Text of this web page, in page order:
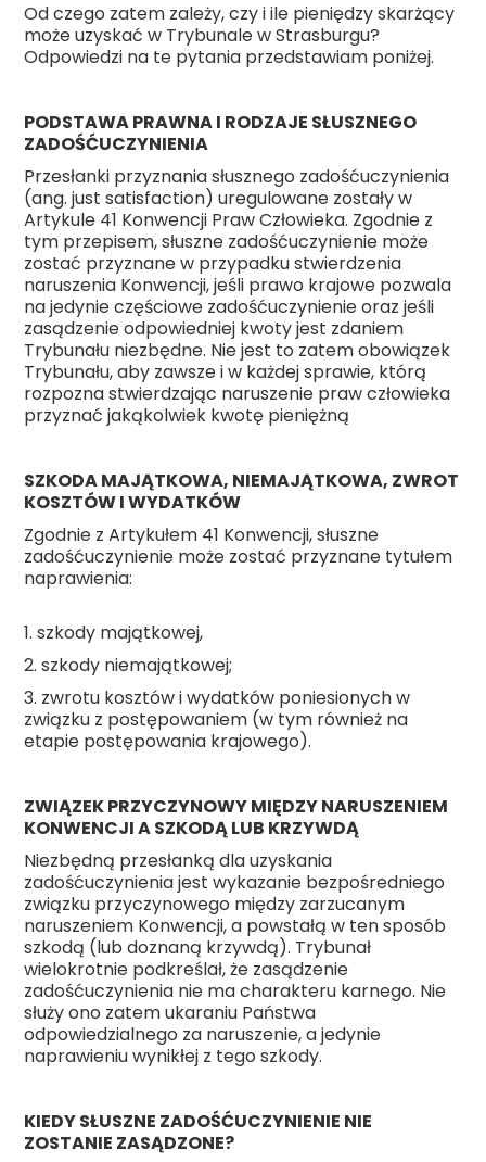
Od czego zatem zależy, czy i ile pieniędzy skarżący
może uzyskać w Trybunale w Strasburgu?
Odpowiedzi na te pytania przedstawiam poniżej.
PODSTAWA PRAWNA I RODZAJE SŁUSZNEGO
ZADOŚĆUCZYNIENIA
Przesłanki przyznania słusznego zadośćuczynienia
(ang. just satisfaction) uregulowane zostały w
Artykule 41 Konwencji Praw Człowieka. Zgodnie z
tym przepisem, słuszne zadośćuczynienie może
zostać przyznane w przypadku stwierdzenia
naruszenia Konwencji, jeśli prawo krajowe pozwala
na jedynie częściowe zadośćuczynienie oraz jeśli
zasądzenie odpowiedniej kwoty jest zdaniem
Trybunału niezbędne. Nie jest to zatem obowiązek
Trybunału, aby zawsze i w każdej sprawie, którą
rozpozna stwierdzając naruszenie praw człowieka
przyznać jakąkolwiek kwotę pieniężną
SZKODA MAJĄTKOWA, NIEMAJĄTKOWA, ZWROT
KOSZTÓW I WYDATKÓW
Zgodnie z Artykułem 41 Konwencji, słuszne
zadośćuczynienie może zostać przyznane tytułem
naprawienia:
1. szkody majątkowej,
2. szkody niemajątkowej;
3. zwrotu kosztów i wydatków poniesionych w
związku z postępowaniem (w tym również na
etapie postępowania krajowego).
ZWIĄZEK PRZYCZYNOWY MIĘDZY NARUSZENIEM
KONWENCJI A SZKODĄ LUB KRZYWDĄ
Niezbędną przesłanką dla uzyskania
zadośćuczynienia jest wykazanie bezpośredniego
związku przyczynowego między zarzucanym
naruszeniem Konwencji, a powstałą w ten sposób
szkodą (lub doznaną krzywdą). Trybunał
wielokrotnie podkreślał, że zasądzenie
zadośćuczynienia nie ma charakteru karnego. Nie
służy ono zatem ukaraniu Państwa
odpowiedzialnego za naruszenie, a jedynie
naprawieniu wynikłej z tego szkody.
KIEDY SŁUSZNE ZADOŚĆUCZYNIENIE NIE
ZOSTANIE ZASĄDZONE?